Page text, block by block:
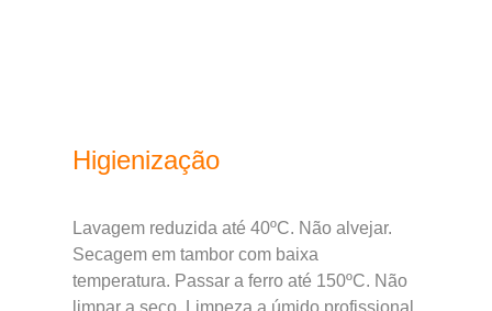
Higienização
Lavagem reduzida até 40ºC. Não alvejar.
Secagem em tambor com baixa
temperatura. Passar a ferro até 150ºC. Não
limpar a seco. Limpeza a úmido profissional